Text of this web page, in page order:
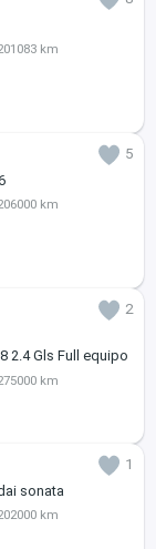
km
5
km
2
2.4 Gls Full equipo
km
1
sonata
km